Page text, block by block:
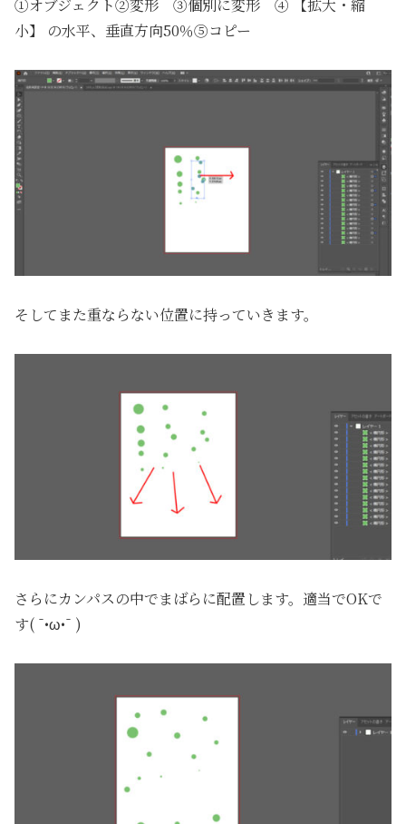
①オブジェクト②変形 ③個別に変形 ④ 【拡大・縮
小】 の水平、垂直方向50％⑤コピー
そしてまた重ならない位置に持っていきます。
さらにカンパスの中でまばらに配置します。適当でOKで
す( ¯•ω•¯ )